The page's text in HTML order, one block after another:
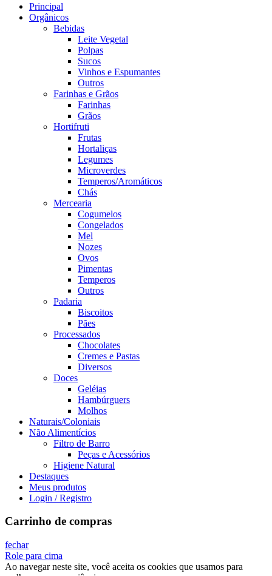
Principal
Orgânicos
Bebidas
Leite Vegetal
Polpas
Sucos
Vinhos e Espumantes
Outros
Farinhas e Grãos
Farinhas
Grãos
Hortifruti
Frutas
Hortaliças
Legumes
Microverdes
Temperos/Aromáticos
Chás
Mercearia
Cogumelos
Congelados
Mel
Nozes
Ovos
Pimentas
Temperos
Outros
Padaria
Biscoitos
Pães
Processados
Chocolates
Cremes e Pastas
Diversos
Doces
Geléias
Hambúrguers
Molhos
Naturais/Coloniais
Não Alimentícios
Filtro de Barro
Peças e Acessórios
Higiene Natural
Destaques
Meus produtos
Login / Registro
Carrinho de compras
fechar
Role para cima
Ao navegar neste site, você aceita os cookies que usamos para